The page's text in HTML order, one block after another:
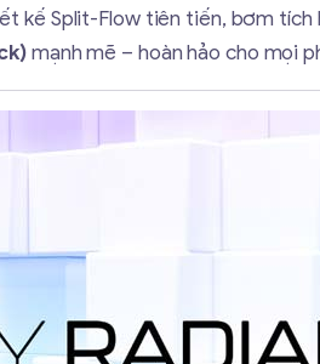
kế Split-Flow tiên tiến, bơm tích
mạnh mẽ – hoàn hảo cho mọi